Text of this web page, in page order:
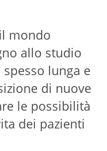
mondo
allo studio
lunga e
di nuove
le possibilità
dei pazienti